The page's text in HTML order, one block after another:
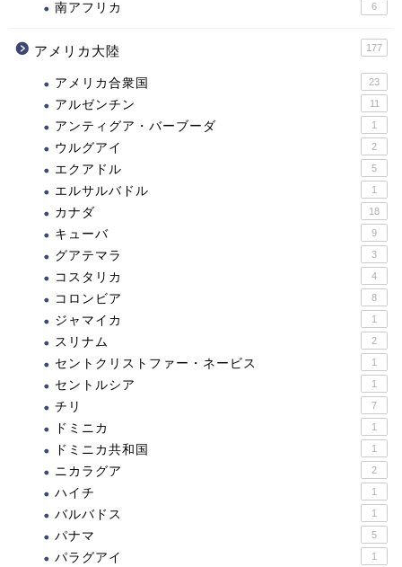
南アフリカ 6
アメリカ大陸 177
アメリカ合衆国 23
アルゼンチン 11
アンティグア・バーブーダ 1
ウルグアイ 2
エクアドル 5
エルサルバドル 1
カナダ 18
キューバ 9
グアテマラ 3
コスタリカ 4
コロンビア 8
ジャマイカ 1
スリナム 2
セントクリストファー・ネービス 1
セントルシア 1
チリ 7
ドミニカ 1
ドミニカ共和国 1
ニカラグア 2
ハイチ 1
バルバドス 1
パナマ 5
パラグアイ 1